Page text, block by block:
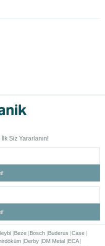
Siz Yararlanın!
Beze Bosch Buderus Case
Derby DM Metal ECA